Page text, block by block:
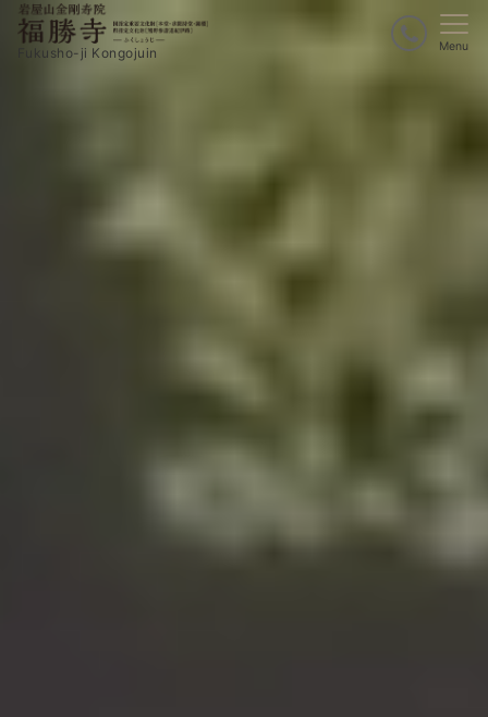
Fukusho-ji Kongojuin Menu